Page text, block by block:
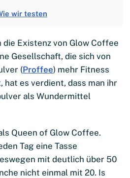
wir testen
Existenz von Glow Coffee
Gesellschaft, die sich von
(Proffee) mehr Fitness
hat es verdient, dass man ihr
als Wundermittel
Queen of Glow Coffee.
Tag eine Tasse
mit deutlich über 50
nicht einmal mit 20. Is